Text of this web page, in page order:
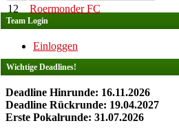
12
Roermonder FC
Team Login
Einloggen
Wichtige Deadlines!
Deadline Hinrunde: 16.11.2026
Deadline Rückrunde: 19.04.2027
Erste Pokalrunde: 31.07.2026